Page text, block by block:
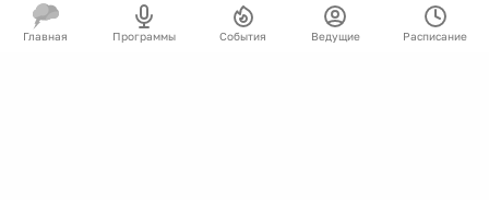
Главная Программы События Ведущие Расписание